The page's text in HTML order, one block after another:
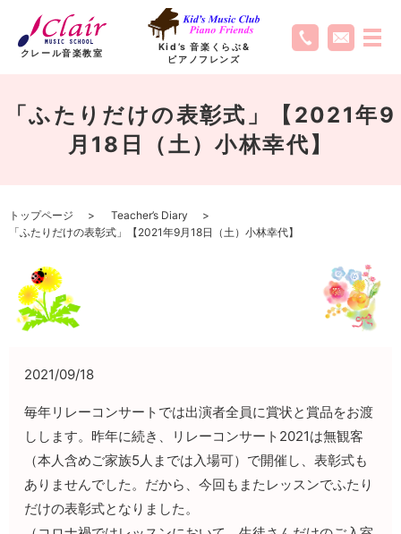
クレール音楽教室
Kid’s 音楽くらぶ&
ピアノフレンズ
「ふたりだけの表彰式」【2021年9
月18日（土）小林幸代】
トップページ
Teacher’s Diary
「ふたりだけの表彰式」【2021年9月18日（土）小林幸代】
2021/09/18
毎年リレーコンサートでは出演者全員に賞状と賞品をお渡
しします。昨年に続き、リレーコンサート2021は無観客
（本人含めご家族5人までは入場可）で開催し、表彰式も
ありませんでした。だから、今回もまたレッスンでふたり
だけの表彰式となりました。